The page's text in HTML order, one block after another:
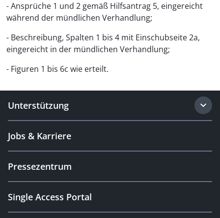
- Ansprüche 1 und 2 gemäß Hilfsantrag 5, eingereicht
während der mündlichen Verhandlung;
- Beschreibung, Spalten 1 bis 4 mit Einschubseite 2a,
eingereicht in der mündlichen Verhandlung;
- Figuren 1 bis 6c wie erteilt.
Unterstützung
Jobs & Karriere
Pressezentrum
Single Access Portal